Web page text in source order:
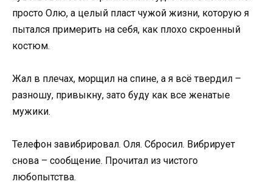
просто Олю, а целый пласт чужой жизни, которую я
пытался примерить на себя, как плохо скроенный
костюм.
Жал в плечах, морщил на спине, а я всё твердил –
разношу, привыкну, зато буду как все женатые
мужики.
Телефон завибрировал. Оля. Сбросил. Вибрирует
снова – сообщение. Прочитал из чистого
любопытства.